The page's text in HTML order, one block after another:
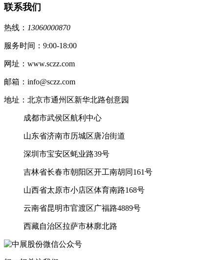
联系我们
热线： 13060000870
服务时间：9:00-18:00
网址：www.sczz.com
邮箱：info@sczz.com
地址：北京市通州区新华北路创意园
成都市武侯区航利中心
山东省济南市历城区唐冶街道
深圳市宝安区蚝业路39号
吉林省长春市朝阳区开工南胡同161号
山西省太原市小店区体育南路168号
云南省昆明市官渡区广福路4889号
西藏自治区拉萨市林廓北路